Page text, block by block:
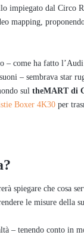
impiegato dal
mapping,
– come ha fatto
– sembrava star
sul theMART di
Boxer 4K30 per
spiegare che cosa
le misure
– tenendo conto in